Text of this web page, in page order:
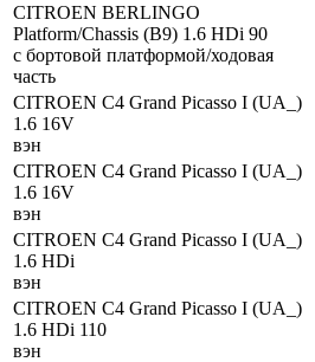
CITROEN BERLINGO
Platform/Chassis (B9) 1.6 HDi 90
c бортовой платформой/ходовая
часть
CITROEN C4 Grand Picasso I (UA_)
1.6 16V
вэн
CITROEN C4 Grand Picasso I (UA_)
1.6 16V
вэн
CITROEN C4 Grand Picasso I (UA_)
1.6 HDi
вэн
CITROEN C4 Grand Picasso I (UA_)
1.6 HDi 110
вэн